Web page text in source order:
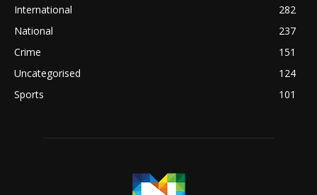
International
282
National
237
Crime
151
Uncategorised
124
Sports
101